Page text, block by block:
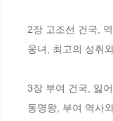
2장 고조선 건국,
웅녀, 최고의 성취
3장 부여 건국, 잃
동명왕, 부여 역사